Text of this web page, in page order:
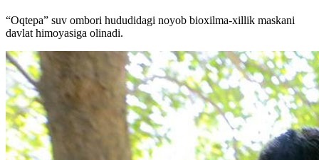
“Oqtepa” suv ombori hududidagi noyob bioxilma-xillik maskani
davlat himoyasiga olinadi.